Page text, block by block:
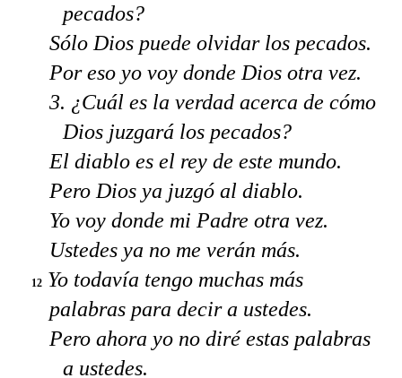
pecados?
Sólo Dios puede olvidar los pecados.
Por eso yo voy donde Dios otra vez.
3. ¿Cuál es la verdad acerca de cómo
Dios juzgará los pecados?
El diablo es el rey de este mundo.
Pero Dios ya juzgó al diablo.
Yo voy donde mi Padre otra vez.
Ustedes ya no me verán más.
12 Yo todavía tengo muchas más
palabras para decir a ustedes.
Pero ahora yo no diré estas palabras
a ustedes.